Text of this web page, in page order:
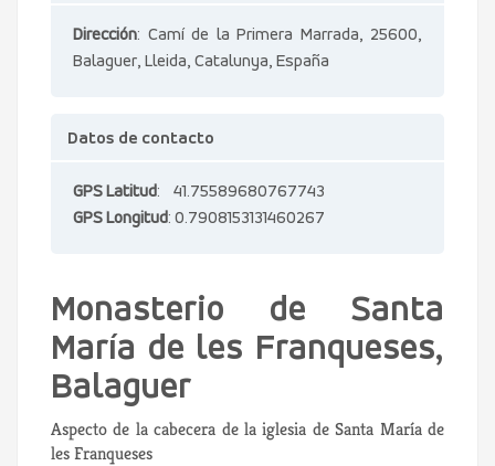
Dirección: Camí de la Primera Marrada, 25600,
Balaguer, Lleida, Catalunya, España
Datos de contacto
GPS Latitud: 41.75589680767743
GPS Longitud: 0.7908153131460267
Monasterio de Santa
María de les Franqueses,
Balaguer
Aspecto de la cabecera de la iglesia de Santa María de
les Franqueses